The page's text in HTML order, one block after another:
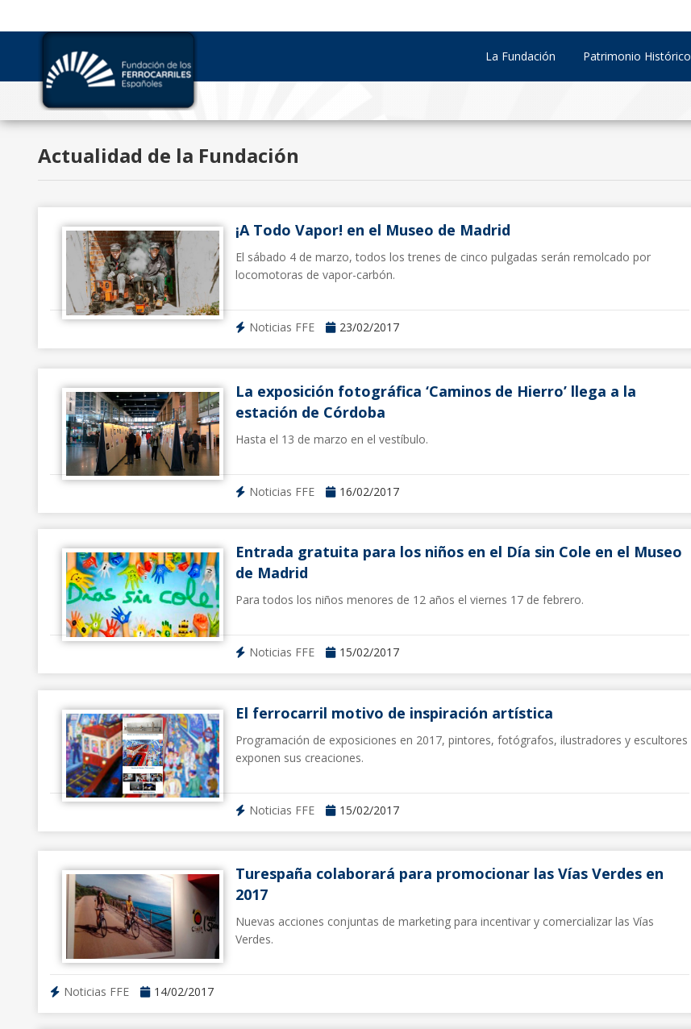
La Fundación Patrimonio Histórico
Actualidad de la Fundación
¡A Todo Vapor! en el Museo de Madrid
El sábado 4 de marzo, todos los trenes de cinco pulgadas serán remolcado por
locomotoras de vapor-carbón.
Noticias FFE 23/02/2017
La exposición fotográfica ‘Caminos de Hierro’ llega a la
estación de Córdoba
Hasta el 13 de marzo en el vestíbulo.
Noticias FFE 16/02/2017
Entrada gratuita para los niños en el Día sin Cole en el Museo
de Madrid
Para todos los niños menores de 12 años el viernes 17 de febrero.
Noticias FFE 15/02/2017
El ferrocarril motivo de inspiración artística
Programación de exposiciones en 2017, pintores, fotógrafos, ilustradores y escultores
exponen sus creaciones.
Noticias FFE 15/02/2017
Turespaña colaborará para promocionar las Vías Verdes en
2017
Nuevas acciones conjuntas de marketing para incentivar y comercializar las Vías
Verdes.
Noticias FFE 14/02/2017